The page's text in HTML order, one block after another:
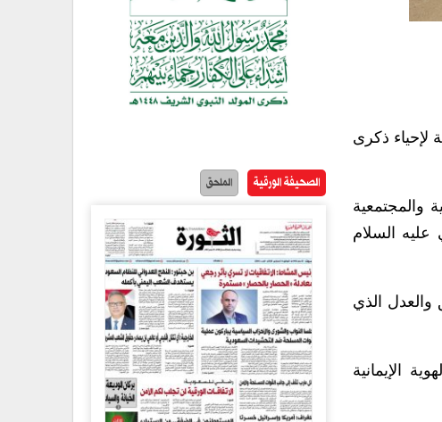
لإحياء ذكرى
والمجتمعية
عليه السلام
والعدل الذي
الإيمانية
الصحيفة الورقية الملحق